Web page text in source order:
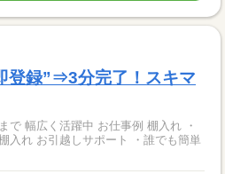
録”⇒3分完了！スキマ
で 幅広く活躍中 お仕事例 棚入れ ・
入れ お引越しサポート ・誰でも簡単